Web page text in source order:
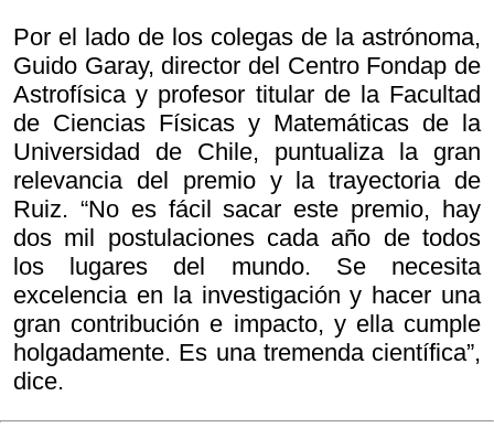
Por el lado de los colegas de la astrónoma,
Guido Garay, director del Centro Fondap de
Astrofísica y profesor titular de la Facultad
de Ciencias Físicas y Matemáticas de la
Universidad de Chile, puntualiza la gran
relevancia del premio y la trayectoria de
Ruiz. “No es fácil sacar este premio, hay
dos mil postulaciones cada año de todos
los lugares del mundo. Se necesita
excelencia en la investigación y hacer una
gran contribución e impacto, y ella cumple
holgadamente. Es una tremenda científica”,
dice.